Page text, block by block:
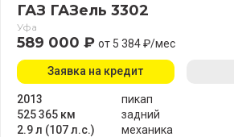
ГАЗ ГАЗель 3302
Уфа
589 000 ₽ от 5 384 ₽/мес
2013
525 365 км
2.9 л (107 л.с.)
пикап
задний
механика
Заявка на кредит